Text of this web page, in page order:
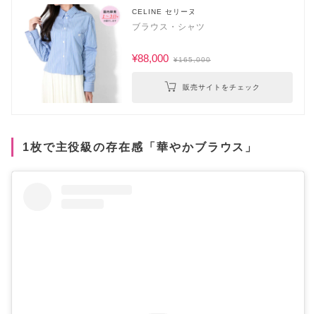
CELINE セリーヌ
ブラウス・シャツ
¥88,000 ¥165,000
販売サイトをチェック
1枚で主役級の存在感「華やかブラウス」